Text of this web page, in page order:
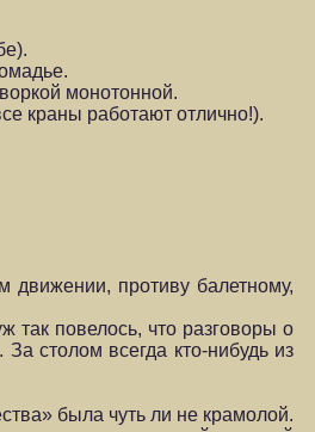
монотонной.
краны работают отлично!).
противу балетному,
повелось, что разговоры о
столом всегда кто-ни­будь из
была чуть ли не крамолой.